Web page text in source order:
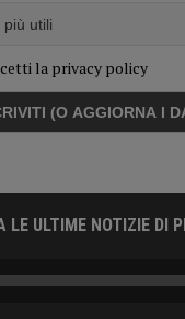
la privacy policy
LE ULTIME NOTIZIE DI